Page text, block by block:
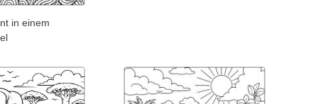
in einem